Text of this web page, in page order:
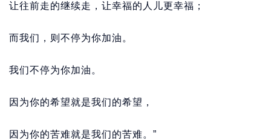
让往前走的继续走，让幸福的人儿更幸福；
而我们，则不停为你加油。
我们不停为你加油。
因为你的希望就是我们的希望，
因为你的苦难就是我们的苦难。”